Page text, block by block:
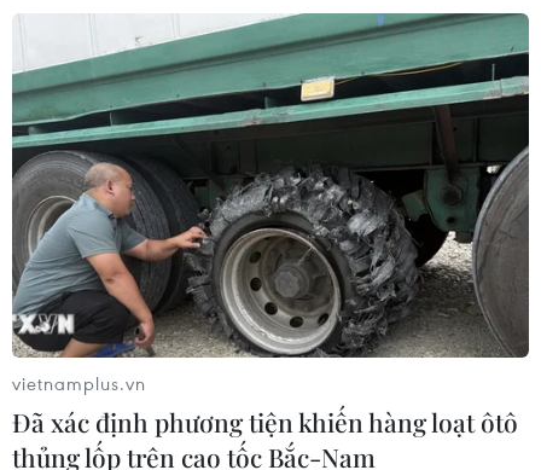
vietnamplus.vn
Đã xác định phương tiện khiến hàng loạt ôtô
thủng lốp trên cao tốc Bắc-Nam